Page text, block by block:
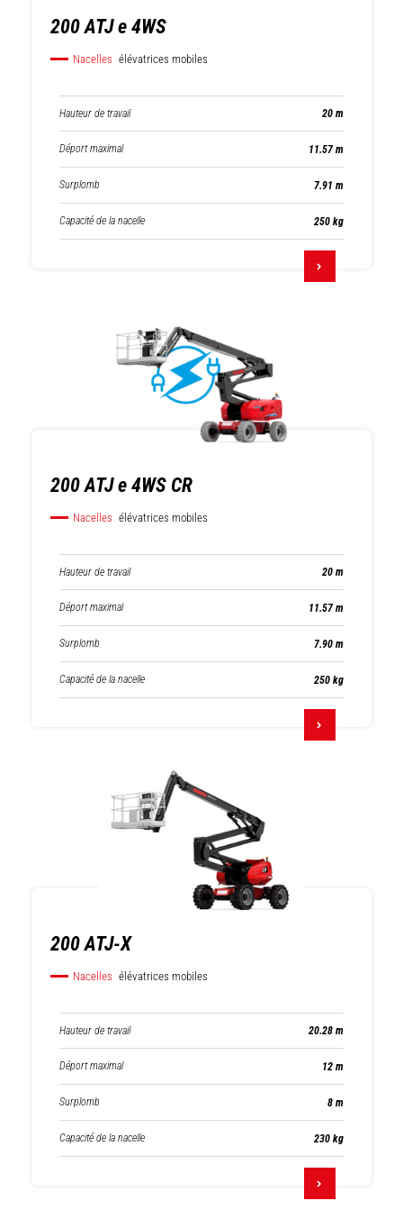
200 ATJ e 4WS
Nacelles élévatrices mobiles
Hauteur de travail 20 m
Déport maximal 11.57 m
Surplomb 7.91 m
Capacité de la nacelle 250 kg
200 ATJ e 4WS CR
Nacelles élévatrices mobiles
Hauteur de travail 20 m
Déport maximal 11.57 m
Surplomb 7.90 m
Capacité de la nacelle 250 kg
200 ATJ-X
Nacelles élévatrices mobiles
Hauteur de travail 20.28 m
Déport maximal 12 m
Surplomb 8 m
Capacité de la nacelle 230 kg